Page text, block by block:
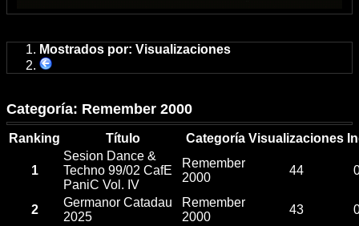
Mostrados por: Visualizaciones
Categoría: Remember 2000
Ranking Título Categoría Visualizaciones
1
Sesion Dance &
Techno 99/02 CafE
PaniC Vol. IV
Remember
2000
44
2
Germanor Catadau
2025
Remember
2000
43